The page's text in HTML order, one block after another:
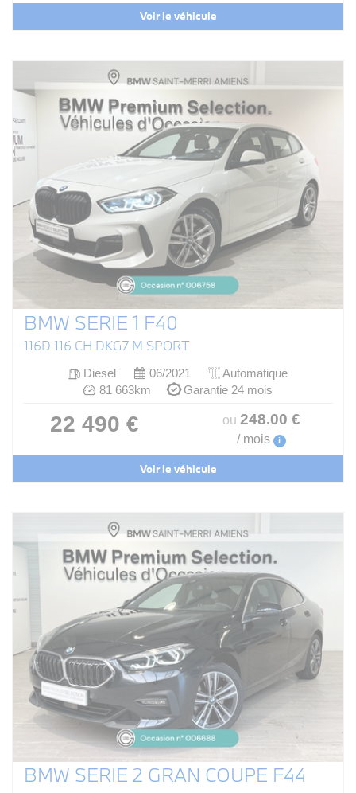
Voir le véhicule
BMW SERIE 1 F40
116D 116 CH DKG7 M SPORT
Diesel 06/2021
Automatique
81 663km
Garantie 24 mois
22 490 € ou 248.00 €
/ mois i
Voir le véhicule
BMW SERIE 2 GRAN COUPE F44